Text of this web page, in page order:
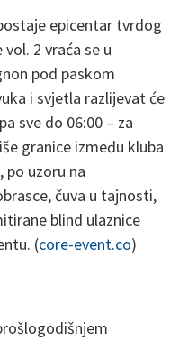
epicentar tvrdog
2 vraća se u
pod paskom
i svjetla razlijevat će
sve do 06:00 – za
granice između kluba
po uzoru na
čuva u tajnosti,
blind ulaznice
(core-event.co)